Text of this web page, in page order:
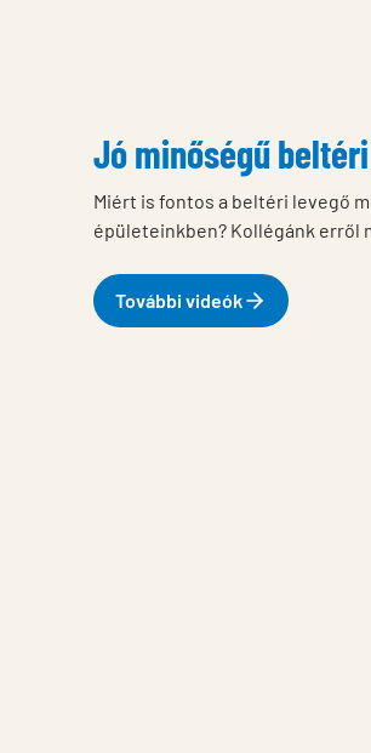
Jó minőségű
Miért is fontos a beltéri levegő
épületeinkben? Kollégánk erről
További videók